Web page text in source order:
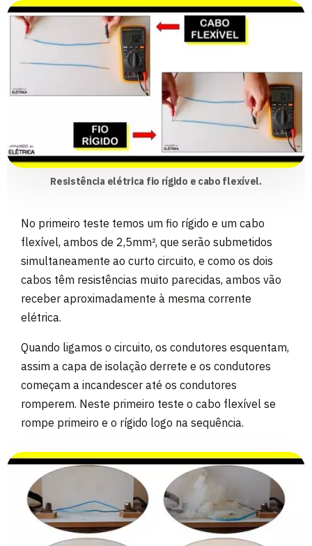
Resistência elétrica fio rígido e cabo flexível.
No primeiro teste temos um fio rígido e um cabo
flexível, ambos de 2,5mm², que serão submetidos
simultaneamente ao curto circuito, e como os dois
cabos têm resistências muito parecidas, ambos vão
receber aproximadamente à mesma corrente
elétrica.
Quando ligamos o circuito, os condutores esquentam,
assim a capa de isolação derrete e os condutores
começam a incandescer até os condutores
romperem. Neste primeiro teste o cabo flexível se
rompe primeiro e o rígido logo na sequência.